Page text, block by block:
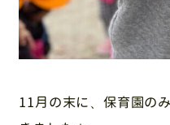
11月の末に、保育園の